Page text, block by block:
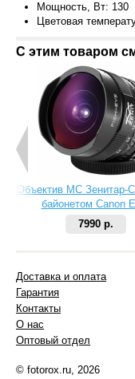
Мощность, Вт: 130
Цветовая
С этим товаром
Объектив МС Зенитар-
байонетом Canon
7990 р.
Доставка и оплата
Гарантия
Контакты
О нас
Оптовый отдел
© fotorox.ru, 2026